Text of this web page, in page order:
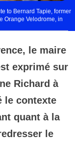
to Bernard Tapie, former
Orange Velodrome, in
le maire
exprimé sur
Richard à
le contexte
quant à la
le